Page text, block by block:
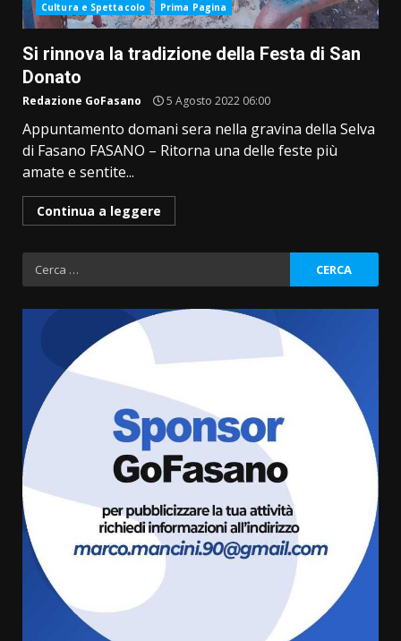
Cultura e Spettacolo Prima Pagina
Si rinnova la tradizione della Festa di San
Donato
Redazione GoFasano 5 Agosto 2022 06:00
Appuntamento domani sera nella gravina della Selva
di Fasano FASANO – Ritorna una delle feste più
amate e sentite...
Continua a leggere
Ricerca
per:
Fasanese ferito a colpi di arma
da fuoco
6 Agosto 2026 18:13
Carta d’identità: continua il piano
di aperture straordinarie del
Comune di Fasano